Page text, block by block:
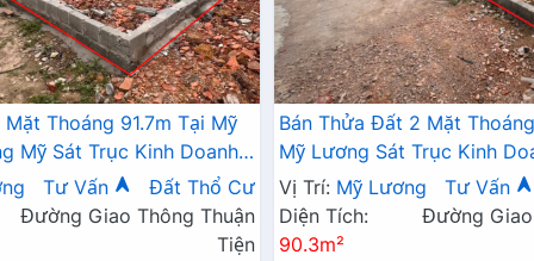
Thoáng 91.7m Tại Mỹ
Mỹ Sát Trục Kinh Doanh -
Lương Chương Mỹ
Tư Vấn
Đất Thổ Cư
Đường Giao Thông Thuận
Tiện
Bán Thửa Đất 2 Mặt
Mỹ Lương Sát Trục Kinh
Giá Chỉ Hơn Tỷ
Vị Trí: Mỹ Lương Tư Vấn
Diện Tích:
90.3m²
Đường